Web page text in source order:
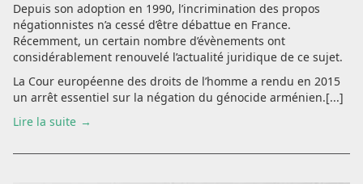
Depuis son adoption en 1990, l’incrimination des propos
négationnistes n’a cessé d’être débattue en France.
Récemment, un certain nombre d’évènements ont
considérablement renouvelé l’actualité juridique de ce sujet.
La Cour européenne des droits de l’homme a rendu en 2015
un arrêt essentiel sur la négation du génocide arménien.[...]
Lire la suite